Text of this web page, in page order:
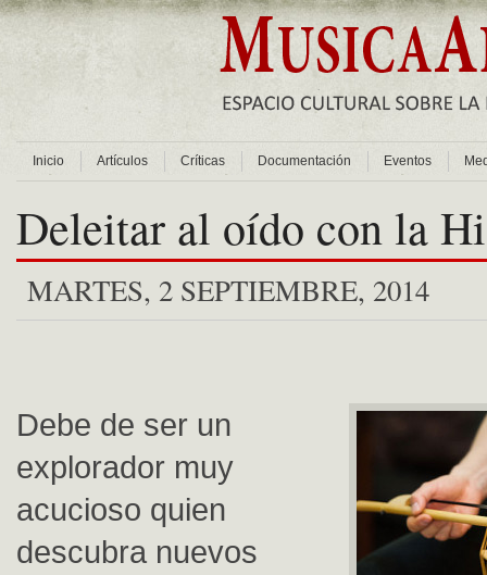
Inicio Artículos Críticas Documentación Eventos
Deleitar al oído con la
MARTES, 2 SEPTIEMBRE, 2014
Debe de ser un
explorador muy
acucioso quien
descubra nuevos